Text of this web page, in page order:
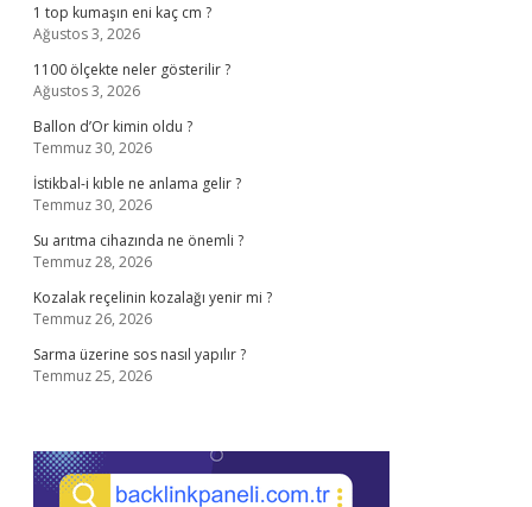
1 top kumaşın eni kaç cm ?
Ağustos 3, 2026
1100 ölçekte neler gösterilir ?
Ağustos 3, 2026
Ballon d’Or kimin oldu ?
Temmuz 30, 2026
İstikbal-i kıble ne anlama gelir ?
Temmuz 30, 2026
Su arıtma cihazında ne önemli ?
Temmuz 28, 2026
Kozalak reçelinin kozalağı yenir mi ?
Temmuz 26, 2026
Sarma üzerine sos nasıl yapılır ?
Temmuz 25, 2026